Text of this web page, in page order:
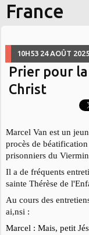
France
10H53 24 AOÛT 2025
Prier pour
Christ
Marcel Van est un
procès de
prisonniers du
Il a de fréquents
sainte Thérèse de
Au cours des
ai,nsi :
Marcel : Mais, petit